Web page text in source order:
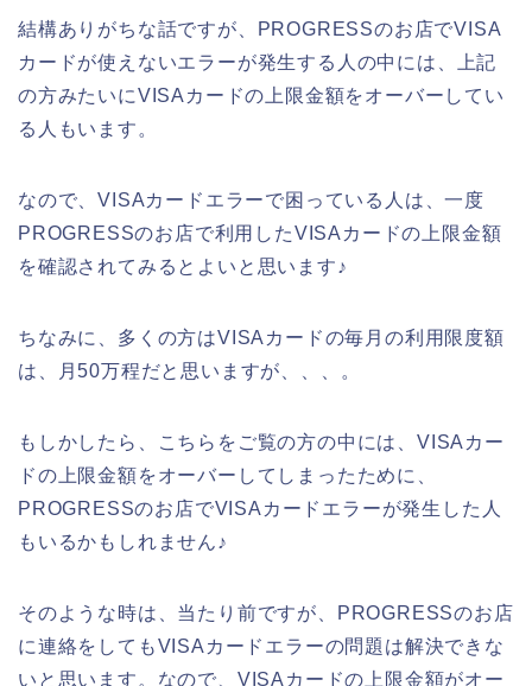
結構ありがちな話ですが、PROGRESSのお店でVISA
カードが使えないエラーが発生する人の中には、上記
の方みたいにVISAカードの上限金額をオーバーしてい
る人もいます。
なので、VISAカードエラーで困っている人は、一度
PROGRESSのお店で利用したVISAカードの上限金額
を確認されてみるとよいと思います♪
ちなみに、多くの方はVISAカードの毎月の利用限度額
は、月50万程だと思いますが、、、。
もしかしたら、こちらをご覧の方の中には、VISAカー
ドの上限金額をオーバーしてしまったために、
PROGRESSのお店でVISAカードエラーが発生した人
もいるかもしれません♪
そのような時は、当たり前ですが、PROGRESSのお店
に連絡をしてもVISAカードエラーの問題は解決できな
いと思います。なので、VISAカードの上限金額がオー